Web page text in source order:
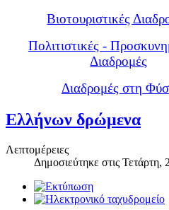
Βιοτουριστικές
Πολιτιστικές -
Διαδρομές
Διαδρομές στη
Ελλήνων δρώμενα
Λεπτομέρειες
Δημοσιεύτηκε στις Τετάρτη,